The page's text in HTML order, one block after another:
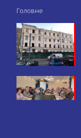
Головне